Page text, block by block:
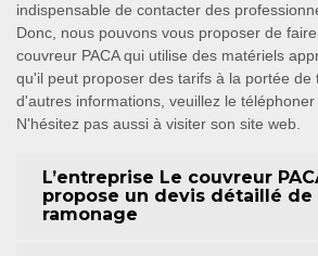
indispensable de contacter des
Donc, nous pouvons vous proposer de
couvreur PACA qui utilise des matériels
qu'il peut proposer des tarifs à la portée de
d'autres informations, veuillez le téléphoner
N'hésitez pas aussi à visiter son site web.
L’entreprise Le couvreur
propose un devis détaillé de
ramonage